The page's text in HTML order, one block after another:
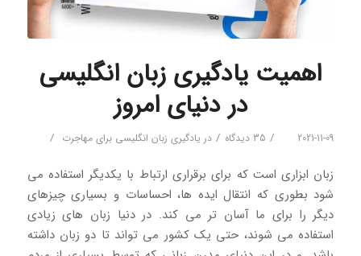
اهمیت یادگیری زبان انگلیسی
در دنیای امروز
2021-11-09
/ 35 دیدگاه / در یادگیری زبان انگلیسی برای مهاجرت /
زبان ابزاری است که برای برقراری ارتباط با یکدیگر استفاده می
شود بطوری که انتقال ایده ها، احساسات و بسیاری چیزهای
دیگر را برای ما آسان تر می کند. در دنیا زبان های زیادی
استفاده می شوند، حتی یک کشور می تواند تا دو زبان داشته